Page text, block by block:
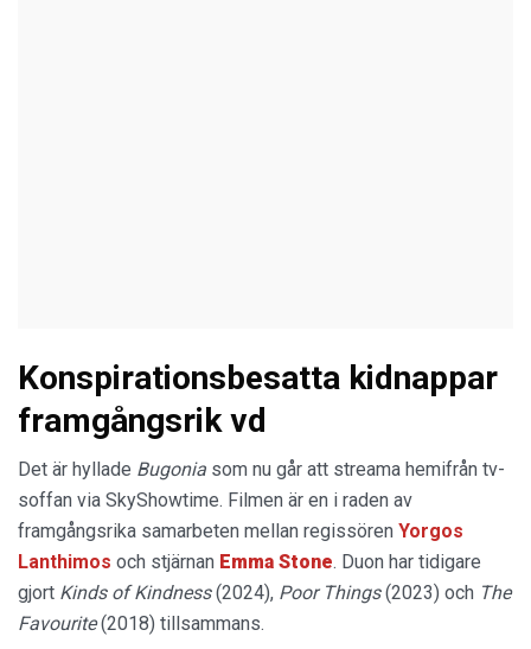
Konspirationsbesatta kidnappar
framgångsrik vd
Det är hyllade Bugonia som nu går att streama hemifrån tv-
soffan via SkyShowtime. Filmen är en i raden av
framgångsrika samarbeten mellan regissören Yorgos
Lanthimos och stjärnan Emma Stone. Duon har tidigare
gjort Kinds of Kindness(2024), Poor Things(2023) och The
Favourite(2018) tillsammans.